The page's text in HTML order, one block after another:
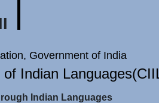
Government of India
Indian
Indian Languages